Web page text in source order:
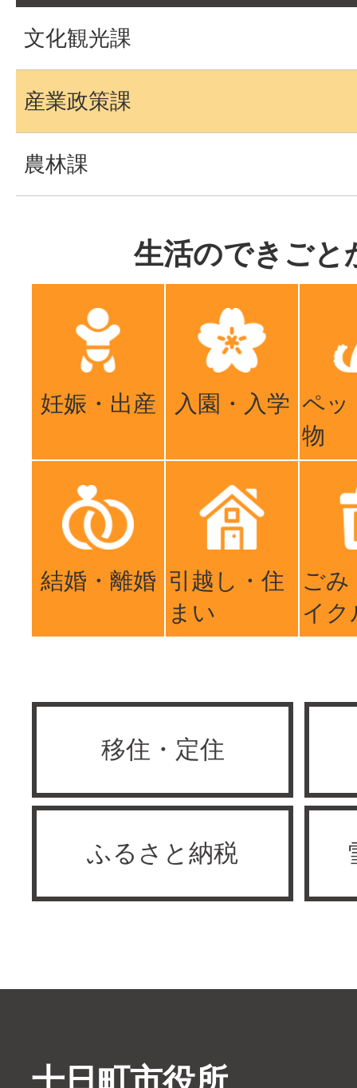
文化観光課
産業政策課
農林課
生活のできごと
妊娠・出産 入園・入学 ペッ
物
結婚・離婚 引越し・住
まい
ごみ
イク
移住・定住
ふるさと納税